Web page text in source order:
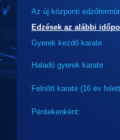
Az új központi
Edzések az alábbi
Gyerek kezdő karate
Haladó gyerek karate
Felnőtt karate (16 év
Péntekenként:
Gyakorló